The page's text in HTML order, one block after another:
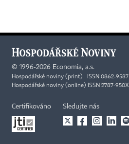
© 1996-2026 Economia, a.s.
Hospodářské noviny (print) ISSN 0862-9587
Hospodářské noviny (online) ISSN 2787-950X
Certifikováno Sledujte nás